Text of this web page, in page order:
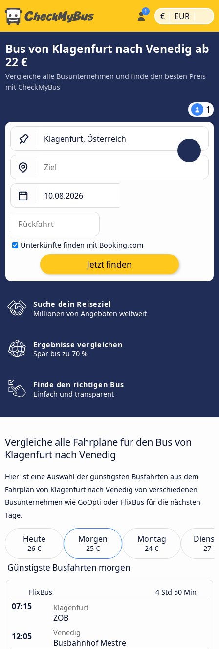
€ | EUR |
Bus von Klagenfurt nach Venedig ab
22 €
Vergleiche alle Busunternehmen und finde den besten Preis
mit CheckMyBus
1
Unterkünfte finden mit Booking.com
Jetzt finden
Suche dein Reiseziel
Millionen von Angeboten weltweit
Ergebnisse vergleichen
Spar bis zu 70 %
Finde den richtigen Bus
Einfach und transparent
Vergleiche alle Fahrpläne für den Bus von
Klagenfurt nach Venedig
Hier ist eine Auswahl der günstigsten Busfahrten aus dem
Fahrplan von Klagenfurt nach Venedig von verschiedenen
Busunternehmen wie GoOpti oder FlixBus für die nächsten
Tage.
Heute
26 €
Morgen
25 €
Montag
24 € 27 €
Günstigste Busfahrten morgen
FlixBus 4 Std 50 Min
07:15 Klagenfurt
ZOB
12:05
Venedig
Busbahnhof Mestre